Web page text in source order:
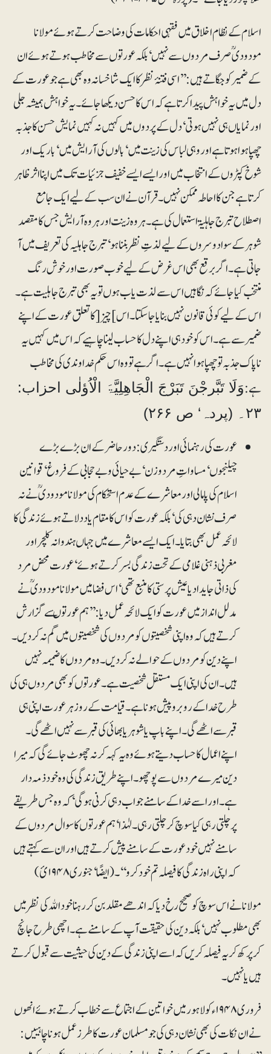
اسلام کے نظام اخلاق میں فقہی احکامات کی وضاحت کرتے ہوئے مولانا
مودودیؒ صرف مردوں سے نہیں‘ بلکہ عورتوں سے مخاطب ہوتے ہوئے ان
کے ضمیر کو جگاتے ہیں: ’’اسی فتنۂ نظر کا ایک شاخسانہ وہ بھی ہے جو عورت کے
دل میں یہ خواہش پیدا کرتا ہے کہ اس کا حسن دیکھا جائے۔ یہ خواہش ہمیشہ جلی
اور نمایاں ہی نہیں ہوتی‘ دل کے پردوں میں کہیں نہ کہیں نمایش حسن کا جذبہ
چھپا ہوا ہوتا ہے اور وہی لباس کی زینت میں‘ بالوں کی آرایش میں‘ باریک اور
شوخ کپڑوں کے انتخاب میں اور ایسے ایسے خفیف جزئیات تک میں اپنا اثر ظاہر
کرتا ہے جن کا احاطہ ممکن نہیں۔ قرآن نے ان سب کے لیے ایک جامع
اصطلاح تبرج جاہلیۃ استعمال کی ہے۔ ہر وہ زینت اور ہر وہ آرایش جس کا مقصد
شوہر کے سوا دوسروں کے لیے لذتِ نظر بننا ہو‘ تبرج جاہلیہ کی تعریف میں آ
جاتی ہے۔ اگر برقع بھی اس غرض کے لیے خوب صورت اور خوش رنگ
منتخب کیا جائے کہ نگاہیں اس سے لذت یاب ہوں تو یہ بھی تبرج جاہلیت ہے۔
اس کے لیے کوئی قانون نہیں بنایا جا سکتا۔ اس ]چیز[ کا تعلق عورت کے اپنے
ضمیر سے ہے۔ اس کو خود ہی اپنے دل کا حساب لینا چاہیے کہ اس میں کہیں یہ
ناپاک جذبہ تو چھپا ہوا نہیں ہے۔ اگر ہے تو وہ اس حکم خداوندی کی مخاطب
ہے:وَلَا تَبَّرجْنَ تَبَرْجَ الْجَاھِلِیَّۃَ الْاُؤلٰی احزاب:
۲۳۔ (پردہ‘ ص ۲۶۶)
عورت کی رہنمائی اور دستگیری: دور حاضر کے ان بڑے بڑے
چیلنجوں‘ مساواتِ مرد و زن‘ بے حیائی و بے حجابی کے فروغ‘ قوانین
اسلام کی پامالی اور معاشرے کے عدم استحکام کی مولانا مودودیؒ نے نہ
صرف نشان دہی کی‘ بلکہ عورت کو اس کا مقام یاد دلاتے ہوئے زندگی کا
لائحہ عمل بھی بتایا۔ ایک ایسے معاشرے میں جہاں ہندوانہ کلچر اور
مغربی ذہنی غلامی کے تحت زندگی بسرکرتے ہوئے‘ عورت محض مرد
کی ذاتی جایداد یا عیش پرستی کا منبع تھی‘ اس فضا میں مولانا مودودیؒ نے
مدلل انداز میں عورت کو ایک لائحہ عمل دیا: ’’ہم عورتوںسے گزارش
کرتے ہیں کہ وہ اپنی شخصیتوں کو مردوں کی شخصیتوں میں گم نہ کردیں۔
اپنے دین کو مردوں کے حوالے نہ کر دیں۔ وہ مردوں کا ضمیمہ نہیں
ہیں۔ ان کی اپنی ایک مستقل شخصیت ہے۔ عورتوں کو بھی مردوں ہی کی
طرح خدا کے روبرو پیش ہونا ہے۔ قیامت کے روز ہر عورت اپنی ہی
قبر سے اٹھے گی۔ اپنے باپ یا شوہر یا بھائی کی قبر سے نہیں اٹھے گی۔
اپنے اعمال کا حساب دیتے ہوئے وہ یہ کہہ کر نہ چھوٹ جائے گی کہ میرا
دین میرے مردوں سے پوچھو۔ اپنے طریق زندگی کی وہ خود ذمہ دار
ہے۔ اور اسے خدا کے سامنے جواب دہی کرنی ہو گی‘ کہ وہ جس طریقے
پر چلتی رہی کیا سوچ کر چلتی رہی۔ لہٰذا‘ ہم عورتوں کا سوال مردوں کے
سامنے نہیں خود عورت کے سامنے پیش کرتے ہیں اور ان سے کہتے ہیں
کہ اپنی راہ زندگی کا فیصلہ تم خود کرو‘‘۔ (ایضًا‘ جنوری ۱۹۴۸ئ)
مولانا نے اس سوچ کو صحیح رخ دیا کہ اندھے مقلد بن کر رہنا خود اﷲ کی نظر میں
بھی مطلوب نہیں‘ بلکہ دین کی حقیقت آپ کے سامنے ہے۔ اچھی طرح جانچ
کر پرکھ کر یہ فیصلہ کریں کہ اسے اپنی زندگی کے دین کی حیثیت سے قبول کرتے
ہیں یا نہیں۔
فروری ۱۹۴۸ء کو لاہور میں خواتین کے اجتماع سے خطاب کرتے ہوئے انھوں
نے ان نکات کی بھی نشان دہی کی جو مسلمان عورت کا طرز عمل ہونا چاہییں: